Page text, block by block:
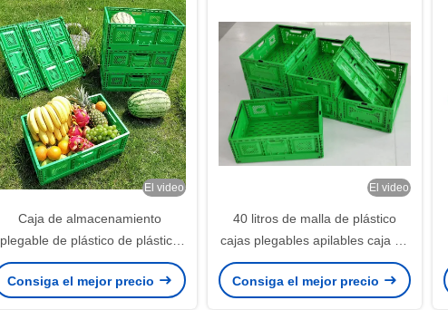
El video
Caja de almacenamiento
plegable de plástico de plástico
caja de fruta de plástico plegable
caja móvil 600x400x220mm
Consiga el mejor precio
El video
40 litros de malla de plástico
cajas plegables apilables caja de
mudanzas contenedores de
almacenamiento frutas
Consiga el mejor precio